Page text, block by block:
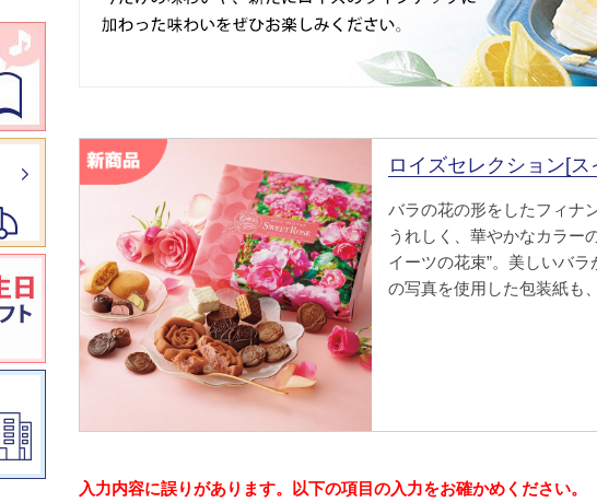
ロイズセレクション[ス
バラの花の形をしたフィナ
うれしく、華やかなカラー
イーツの花束”。美しいバラ
の写真を使用した包装紙も
入力内容に誤りがあります。以下の項目の入力をお確かめください。